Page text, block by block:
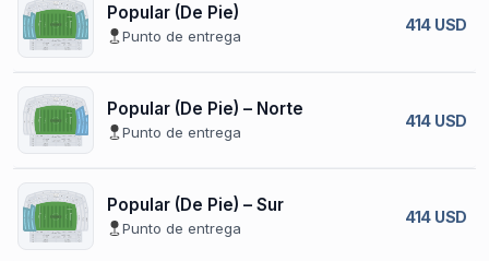
Popular (De Pie)
Punto de entrega
414 USD
Popular (De Pie) – Norte
Punto de entrega
414 USD
Popular (De Pie) – Sur
Punto de entrega
414 USD